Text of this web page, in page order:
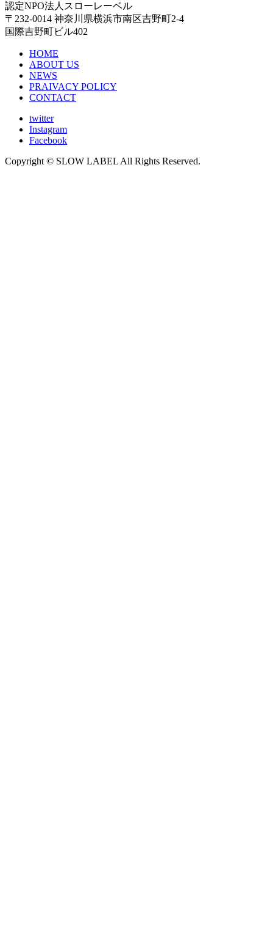
認定NPO法人スローレーベル
〒232-0014 神奈川県横浜市南区吉野町2-4
国際吉野町ビル402
HOME
ABOUT US
NEWS
PRAIVACY POLICY
CONTACT
twitter
Instagram
Facebook
Copyright © SLOW LABEL All Rights Reserved.